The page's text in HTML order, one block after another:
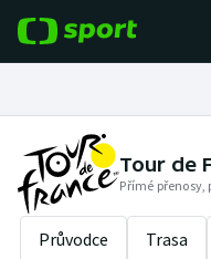
Fotbal
Hokej
Tenis
Tour de
Přímé
Průvodce Trasa